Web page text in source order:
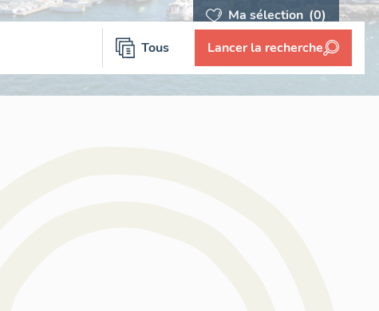
Ma sélection (0)
Tous Lancer la recherche